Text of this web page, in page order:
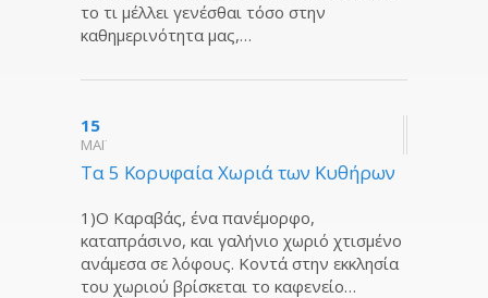
το τι μέλλει γενέσθαι τόσο στην
καθημερινότητα μας,…
15
ΜΑΪ
Tα 5 Κορυφαία Χωριά των Κυθήρων
1)Ο Καραβάς, ένα πανέμορφο,
καταπράσινο, και γαλήνιο χωριό χτισμένο
ανάμεσα σε λόφους. Κοντά στην εκκλησία
του χωριού βρίσκεται το καφενείο…